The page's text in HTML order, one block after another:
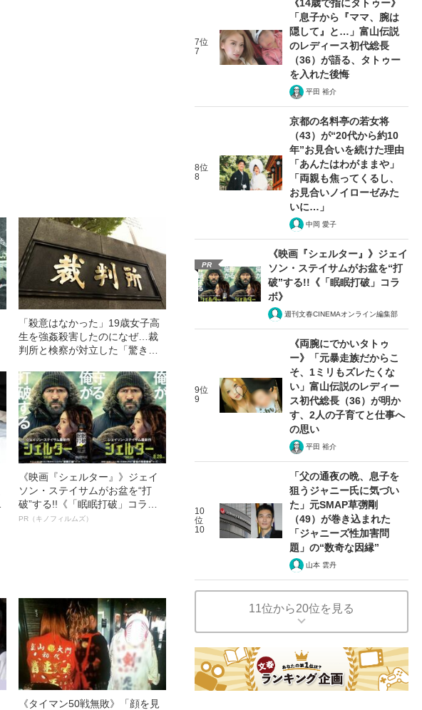
「殺意はなかった」19歳女子高
生を強姦殺害したのになぜ…裁
判所と検察が対立した「驚きの
《映画『シェルター』》ジェイ
ソン・ステイサムがお盆を“打
破”する!!《「眠眠打破」コラ
ボ》
PR（キノフィルムズ）
《タイマン50戦無敗》「顔を見
7位
7
《14歳で指にタトゥー》
「息子から『ママ、腕は
隠して』と…」富山伝説
のレディース初代総長
（36）が語る、タトゥー
を入れた後悔
平田 裕介
8位
8
京都の名料亭の若女将
（43）が“20代から約10
年”お見合いを続けた理由
「あんたはわがままや」
「両親も焦ってくるし、
お見合いノイローゼみた
いに…」
中岡 愛子
PR
《映画『シェルター』》ジェイ
ソン・ステイサムがお盆を“打
破”する!!《「眠眠打破」コラ
ボ》
週刊文春CINEMAオンライン編集部
9位
9
《両腕にでかいタトゥ
ー》「元暴走族だからこ
そ、1ミリもズレたくな
い」富山伝説のレディー
ス初代総長（36）が明か
す、2人の子育てと仕事へ
の思い
平田 裕介
10
位
10
「父の通夜の晩、息子を
狙うジャニー氏に気づい
た」元SMAP草彅剛
（49）が巻き込まれた
「ジャニーズ性加害問
題」の“数奇な因縁”
山本 雲丹
11位から20位を見る